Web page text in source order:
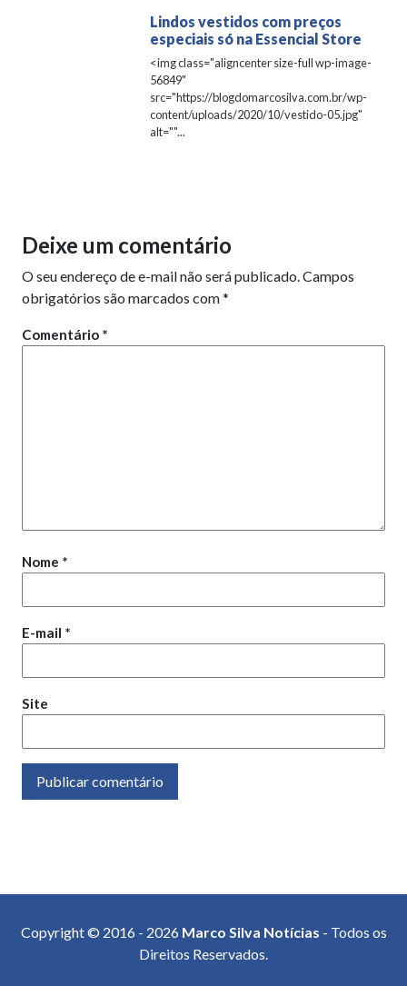
Lindos vestidos com preços
especiais só na Essencial Store
<img class="aligncenter size-full wp-image-
56849"
src="https://blogdomarcosilva.com.br/wp-
content/uploads/2020/10/vestido-05.jpg"
alt=""...
Deixe um comentário
O seu endereço de e-mail não será publicado.Campos
obrigatórios são marcados com*
Comentário *
Nome *
E-mail *
Site
Copyright © 2016 - 2026 Marco Silva Notícias - Todos os
Direitos Reservados.